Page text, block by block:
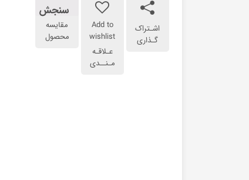
اشـتراک
گـذاری
Add to
wishlist
عـلاقـه
مـنــدی
سنجش
مقایسه
محصول